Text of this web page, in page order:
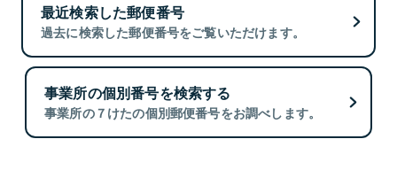
最近検索した郵便番号
過去に検索した郵便番号をご覧いただけます。
事業所の個別番号を検索する
事業所の７けたの個別郵便番号をお調べします。